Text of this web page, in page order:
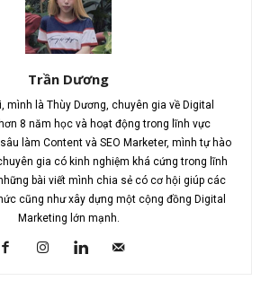
Trần Dương
mình là Thùy Dương, chuyên gia về Digital
8 năm học và hoạt động trong lĩnh vực
làm Content và SEO Marketer, mình tự hào
gia có kinh nghiệm khá cứng trong lĩnh
bài viết mình chia sẻ có cơ hội giúp các
cũng như xây dựng một cộng đồng Digital
Marketing lớn mạnh.